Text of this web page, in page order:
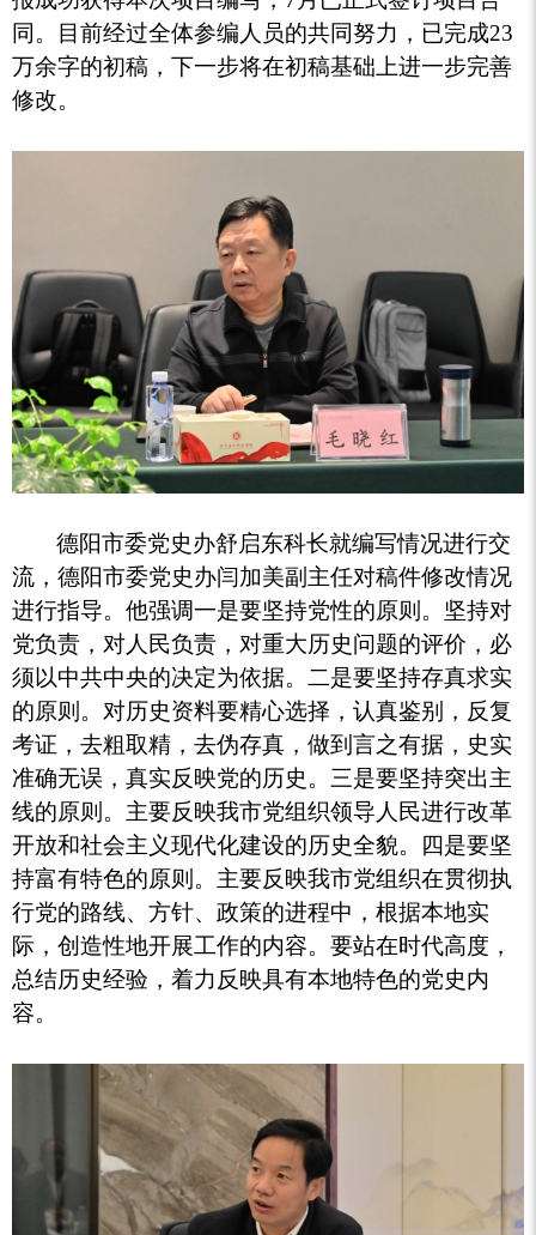
同。目前经过全体参编人员的共同努力，已完成23
万余字的初稿，下一步将在初稿基础上进一步完善
修改。
德阳市委党史办舒启东科长就编写情况进行交
流，德阳市委党史办闫加美副主任对稿件修改情况
进行指导。他强调一是要坚持党性的原则。坚持对
党负责，对人民负责，对重大历史问题的评价，必
须以中共中央的决定为依据。二是要坚持存真求实
的原则。对历史资料要精心选择，认真鉴别，反复
考证，去粗取精，去伪存真，做到言之有据，史实
准确无误，真实反映党的历史。三是要坚持突出主
线的原则。主要反映我市党组织领导人民进行改革
开放和社会主义现代化建设的历史全貌。四是要坚
持富有特色的原则。主要反映我市党组织在贯彻执
行党的路线、方针、政策的进程中，根据本地实
际，创造性地开展工作的内容。要站在时代高度，
总结历史经验，着力反映具有本地特色的党史内
容。